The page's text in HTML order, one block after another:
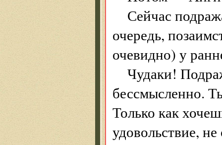
Сейчас
очередь,
очевидно) у
Чудаки!
бессмысленно.
Только как
удовольствие,